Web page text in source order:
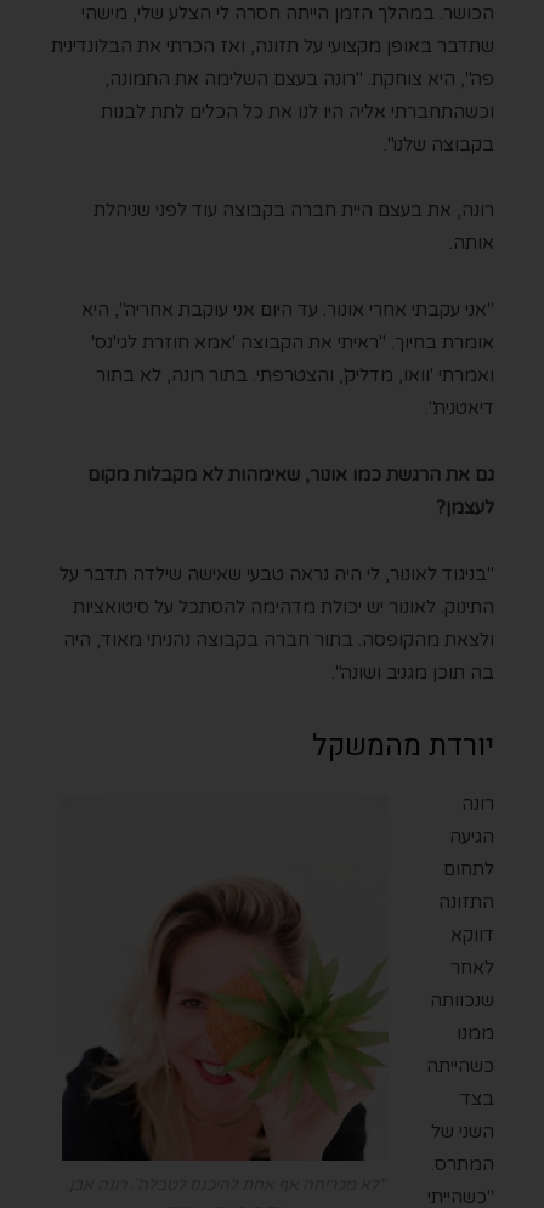
הכושר. במהלך הזמן הייתה חסרה לי הצלע שלי, מישהי
שתדבר באופן מקצועי על תזונה, ואז הכרתי את הבלונדינית
פה", היא צוחקת. "רונה בעצם השלימה את התמונה,
וכשהתחברתי אליה היו לנו את כל הכלים לתת לבנות
בקבוצה שלנו".
רונה, את בעצם היית חברה בקבוצה עוד לפני שניהלת
אותה.
"אני עקבתי אחרי אונור. עד היום אני עוקבת אחריה", היא
אומרת בחיוך. "ראיתי את הקבוצה 'אמא חוזרת לגי'נס'
ואמרתי 'וואו, מדליק', והצטרפתי. בתור רונה, לא בתור
דיאטנית".
גם את הרגשת כמו אונור, שאימהות לא מקבלות מקום
לעצמן?
"בניגוד לאונור, לי היה נראה טבעי שאישה שילדה תדבר על
התינוק. לאונור יש יכולת מדהימה להסתכל על סיטואציות
ולצאת מהקופסה. בתור חברה בקבוצה נהניתי מאוד, היה
בה תוכן מגניב ושונה".
יורדת מהמשקל
רונה
הגיעה
לתחום
התזונה
דווקא
לאחר
שנכוותה
ממנו
כשהייתה
בצד
השני של
המתרס.
"כשהייתי